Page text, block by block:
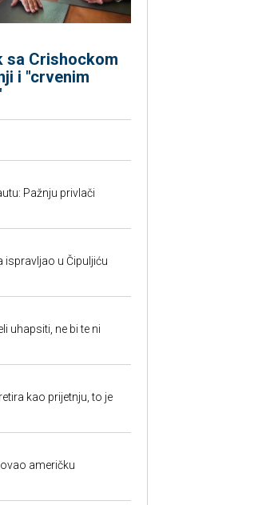
sa Crishockom
i "crvenim
Pažnju privlači
ispravljao u Čipuljiću
uhapsiti, ne bi te ni
kao prijetnju, to je
američku